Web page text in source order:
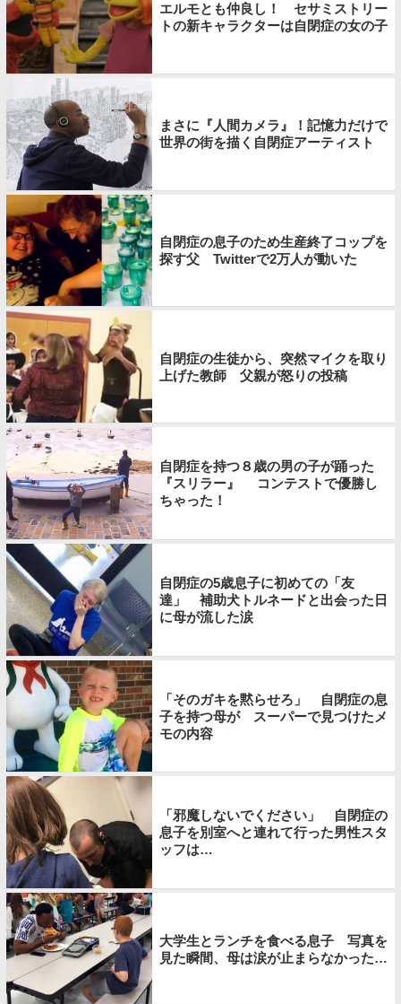
エルモとも仲良し！ セサミストリー
トの新キャラクターは自閉症の女の子
まさに『人間カメラ』！記憶力だけで
世界の街を描く自閉症アーティスト
自閉症の息子のため生産終了コップを
探す父 Twitterで2万人が動いた
自閉症の生徒から、突然マイクを取り
上げた教師 父親が怒りの投稿
自閉症を持つ８歳の男の子が踊った
『スリラー』 コンテストで優勝し
ちゃった！
自閉症の5歳息子に初めての「友
達」 補助犬トルネードと出会った日
に母が流した涙
「そのガキを黙らせろ」 自閉症の息
子を持つ母が スーパーで見つけたメ
モの内容
「邪魔しないでください」 自閉症の
息子を別室へと連れて行った男性スタ
ッフは…
大学生とランチを食べる息子 写真を
見た瞬間、母は涙が止まらなかった…